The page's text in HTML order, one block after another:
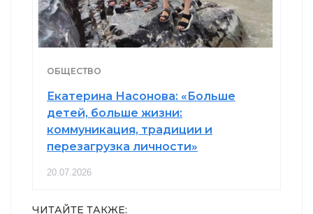
ОБЩЕСТВО
Екатерина Насонова: «Больше
детей, больше жизни:
коммуникация, традиции и
перезагрузка личности»
20.07.2026
ЧИТАЙТЕ ТАКЖЕ: